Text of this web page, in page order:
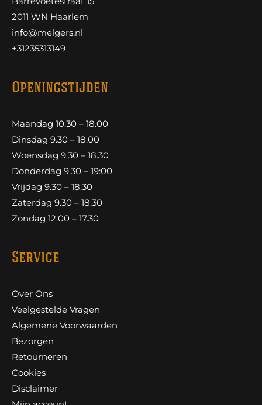
2011 WN Haarlem
info@melgers.nl
+31235313149
Openingstijden
Maandag 10.30 – 18.00
Dinsdag 9.30 – 18.00
Woensdag 9.30 – 18.30
Donderdag 9.30 – 19:00
Vrijdag 9.30 – 18:30
Zaterdag 9.30 – 18.30
Zondag 12.00 – 17.30
Service
Over Ons
Veelgestelde Vragen
Algemene Voorwaarden
Bezorgen
Retourneren
Cookies
Disclaimer